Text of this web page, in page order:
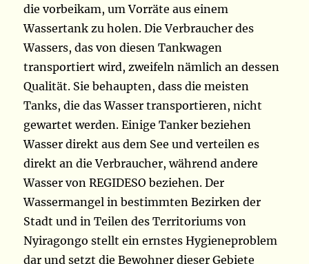
die vorbeikam, um Vorräte aus einem
Wassertank zu holen. Die Verbraucher des
Wassers, das von diesen Tankwagen
transportiert wird, zweifeln nämlich an dessen
Qualität. Sie behaupten, dass die meisten
Tanks, die das Wasser transportieren, nicht
gewartet werden. Einige Tanker beziehen
Wasser direkt aus dem See und verteilen es
direkt an die Verbraucher, während andere
Wasser von REGIDESO beziehen. Der
Wassermangel in bestimmten Bezirken der
Stadt und in Teilen des Territoriums von
Nyiragongo stellt ein ernstes Hygieneproblem
dar und setzt die Bewohner dieser Gebiete